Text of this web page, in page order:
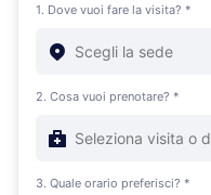
1. Dove vuoi fare la visita? *
2. Cosa vuoi prenotare? *
3. Quale orario preferisci? *